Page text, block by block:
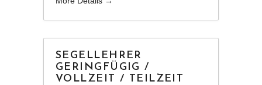
SEGELLEHRER
GERINGFÜGIG /
VOLLZEIT / TEILZEIT